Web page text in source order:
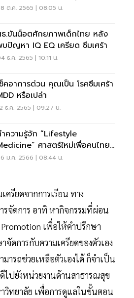
กรุงเทพ
ต.ค. 2565 | 08:05 น.
.ขันน็อตศักยภาพเด็กไทย หลัง
ปัญหา IQ EQ เครียด ซึมเศร้า
ธ.ค. 2565 | 10:11 น.
คอาการด่วน คุณเป็น โรคซึมเศร้า
หรือเปล่า
ธ.ค. 2565 | 09:27 น.
ความรู้จัก “Lifestyle
ศาสตร์ใหม่เพื่อคนไทย
งไกลโรค NCDs
ม.ค. 2566 | 08:44 น.
รียดจากการเรียน ทาง
รจัดการ อาทิ หากิจกรรมที่ผ่อน
เพื่อให้คำปรึกษา
ดการกับความเครียดของตัวเอง
ารถช่วยเหลือตัวเองได้ ก็จำเป็น
ไปยังหน่วยงานด้านสาธารณสุข
วิทยาลัย เพื่อการดูแลในขั้นตอน